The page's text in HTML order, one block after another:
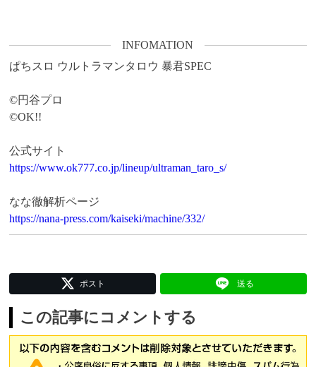
INFOMATION
ぱちスロ ウルトラマンタロウ 暴君SPEC
©円谷プロ
©OK!!
https://www.ok777.co.jp/lineup/ultraman_taro_s/
https://nana-press.com/kaiseki/machine/332/
ポスト 送る
この記事にコメントする